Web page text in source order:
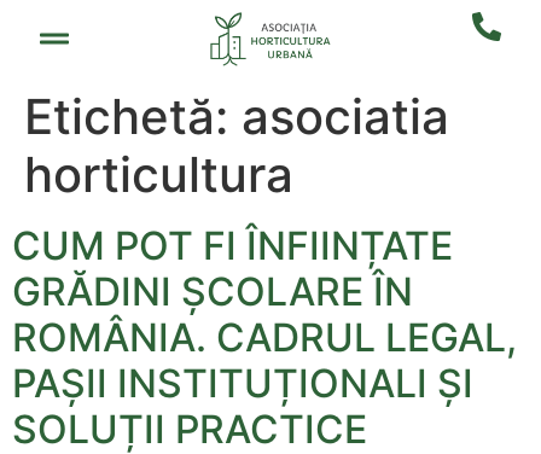
Etichetă: asociatia
horticultura
CUM POT FI ÎNFIINȚATE
GRĂDINI ȘCOLARE ÎN
ROMÂNIA. CADRUL LEGAL,
PAȘII INSTITUȚIONALI ȘI
SOLUȚII PRACTICE